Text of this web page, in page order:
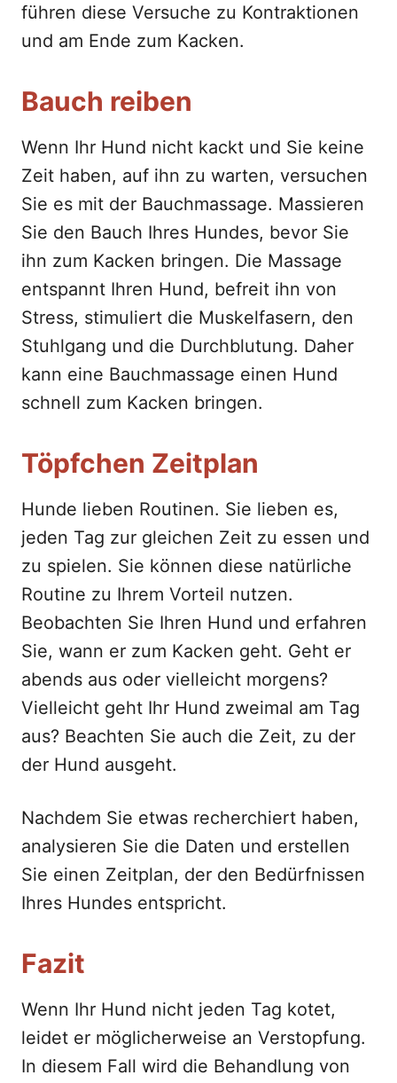
führen diese Versuche zu Kontraktionen
und am Ende zum Kacken.
Bauch reiben
Wenn Ihr Hund nicht kackt und Sie keine
Zeit haben, auf ihn zu warten, versuchen
Sie es mit der Bauchmassage. Massieren
Sie den Bauch Ihres Hundes, bevor Sie
ihn zum Kacken bringen. Die Massage
entspannt Ihren Hund, befreit ihn von
Stress, stimuliert die Muskelfasern, den
Stuhlgang und die Durchblutung. Daher
kann eine Bauchmassage einen Hund
schnell zum Kacken bringen.
Töpfchen Zeitplan
Hunde lieben Routinen. Sie lieben es,
jeden Tag zur gleichen Zeit zu essen und
zu spielen. Sie können diese natürliche
Routine zu Ihrem Vorteil nutzen.
Beobachten Sie Ihren Hund und erfahren
Sie, wann er zum Kacken geht. Geht er
abends aus oder vielleicht morgens?
Vielleicht geht Ihr Hund zweimal am Tag
aus? Beachten Sie auch die Zeit, zu der
der Hund ausgeht.
Nachdem Sie etwas recherchiert haben,
analysieren Sie die Daten und erstellen
Sie einen Zeitplan, der den Bedürfnissen
Ihres Hundes entspricht.
Fazit
Wenn Ihr Hund nicht jeden Tag kotet,
leidet er möglicherweise an Verstopfung.
In diesem Fall wird die Behandlung von